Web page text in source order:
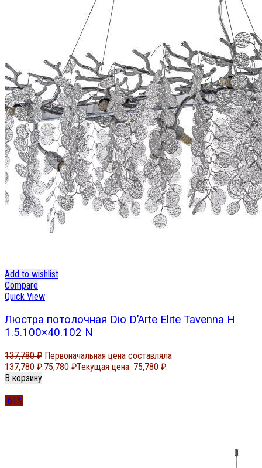
Add to wishlist
Compare
Quick View
Люстра потолочная Dio D’Arte Elite Tavenna H
1.5.100×40.102 N
137,780₽ Первоначальная цена составляла
137,780 ₽.75,780 ₽Текущая цена: 75,780 ₽.
В корзину
-61%